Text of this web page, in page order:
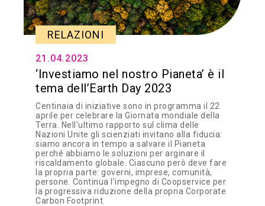
RELAZIONI
21.04.2023
‘Investiamo nel nostro Pianeta’ è il
tema dell’Earth Day 2023
Centinaia di iniziative sono in programma il 22
aprile per celebrare la Giornata mondiale della
Terra. Nell'ultimo rapporto sul clima delle
Nazioni Unite gli scienziati invitano alla fiducia:
siamo ancora in tempo a salvare il Pianeta
perché abbiamo le soluzioni per arginare il
riscaldamento globale. Ciascuno però deve fare
la propria parte: governi, imprese, comunità,
persone. Continua l’impegno di Coopservice per
la progressiva riduzione della propria Corporate
Carbon Footprint.